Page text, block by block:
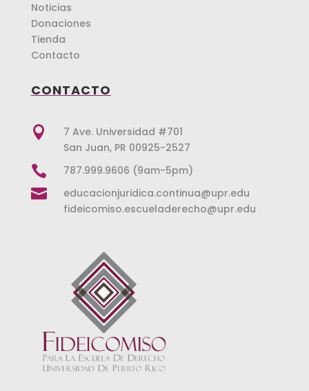
Noticias
Donaciones
Tienda
Contacto
CONTACTO

7 Ave. Universidad #701
San Juan, PR 00925-2527
 787.999.9606 (9am-5pm)

educacionjuridica.continua@upr.edu
fideicomiso.escueladerecho@upr.edu